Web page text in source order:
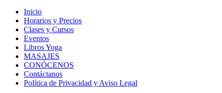
Inicio
Horarios y Precios
Clases y Cursos
Eventos
Libros Yoga
MASAJES
CONÓCENOS
Contáctanos
Política de Privacidad y Aviso Legal